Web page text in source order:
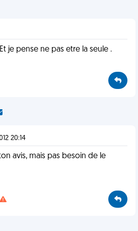
je pense ne pas etre la seule .
20:14
avis, mais pas besoin de le